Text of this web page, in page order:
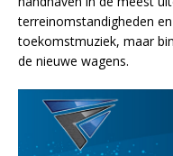
terreinomstandigheden
toekomstmuziek, maar
de nieuwe wagens.